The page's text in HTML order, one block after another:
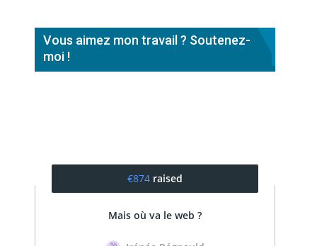
Vous aimez mon travail ? Soutenez-
moi !